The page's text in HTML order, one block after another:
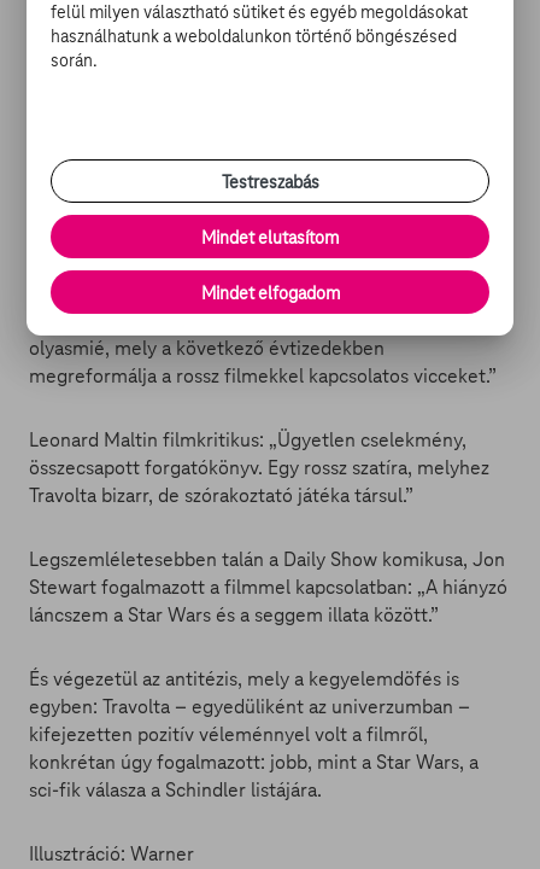
Jonathan Ross filmkritikus: „Ebben a filmben
egyszerűen minden csúcsbéna. A patetikus zene, a
Roger Ebert (Chicago Sun-Times): „A Battlefield Earth
olyan, mint egy buszút egy olyan fazon mellett, aki már
hónapok óta nem fürdött. Nem csupán rossz élmény, de
a gyomrod is felfordul tőle. (...) Idővel viszont rájöttem,
hogy valami történelmi dolog szemtanúja vagyok,
olyasmié, mely a következő évtizedekben
megreformálja a rossz filmekkel kapcsolatos vicceket.”
Leonard Maltin filmkritikus: „Ügyetlen cselekmény,
összecsapott forgatókönyv. Egy rossz szatíra, melyhez
Travolta bizarr, de szórakoztató játéka társul.”
Legszemléletesebben talán a Daily Show komikusa, Jon
Stewart fogalmazott a filmmel kapcsolatban: „A hiányzó
láncszem a Star Wars és a seggem illata között.”
És végezetül az antitézis, mely a kegyelemdöfés is
egyben: Travolta – egyedüliként az univerzumban –
kifejezetten pozitív véleménnyel volt a filmről,
konkrétan úgy fogalmazott: jobb, mint a Star Wars, a
sci-fik válasza a Schindler listájára.
Illusztráció: Warner
felül milyen választható sütiket és egyéb megoldásokat
használhatunk a weboldalunkon történő böngészésed
során.
Testreszabás
Mindet elutasítom
Mindet elfogadom